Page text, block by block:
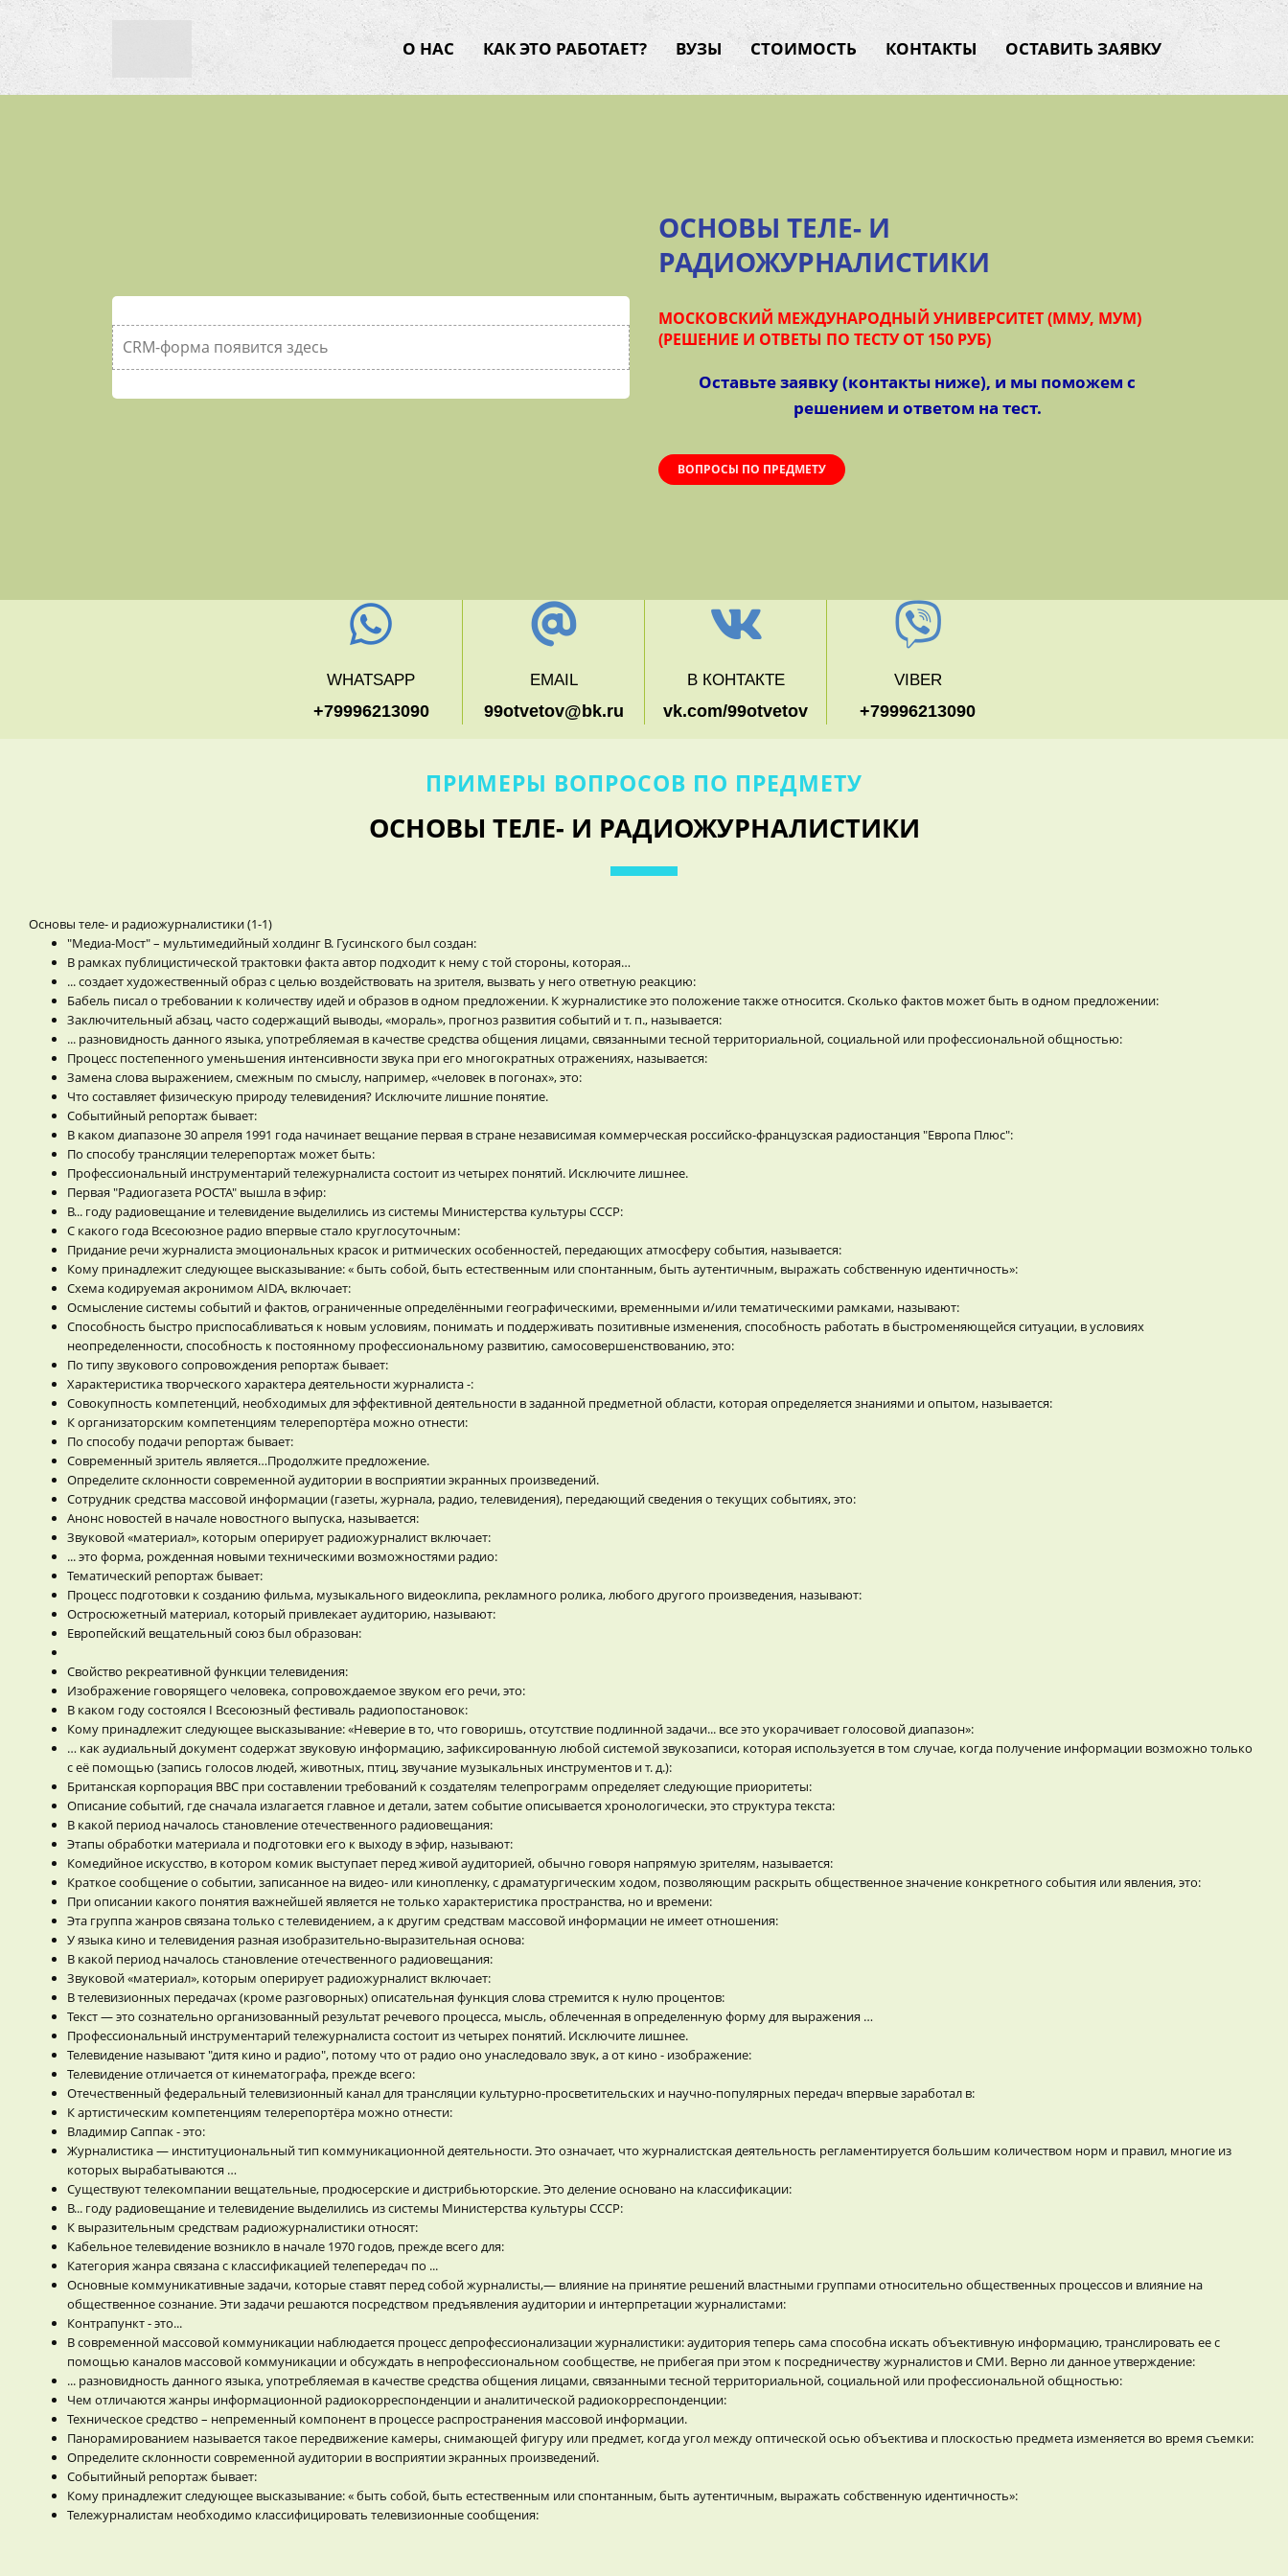
О НАС КАК ЭТО РАБОТАЕТ? ВУЗЫ СТОИМОСТЬ КОНТАКТЫ ОСТАВИТЬ ЗАЯВКУ
CRM-форма появится здесь
ОСНОВЫ ТЕЛЕ- И
РАДИОЖУРНАЛИСТИКИ
МОСКОВСКИЙ МЕЖДУНАРОДНЫЙ УНИВЕРСИТЕТ (ММУ, МУМ)
(РЕШЕНИЕ И ОТВЕТЫ ПО ТЕСТУ ОТ 150 РУБ)
Оставьте заявку (контакты ниже), и мы поможем с
решением и ответом на тест.
ВОПРОСЫ ПО ПРЕДМЕТУ
WHATSAPP
+79996213090
EMAIL
99otvetov@bk.ru
В КОНТАКТЕ
vk.com/99otvetov
VIBER
+79996213090
ПРИМЕРЫ ВОПРОСОВ ПО ПРЕДМЕТУ
ОСНОВЫ ТЕЛЕ- И РАДИОЖУРНАЛИСТИКИ
Основы теле- и радиожурналистики (1-1)
"Медиа-Мост" – мультимедийный холдинг В. Гусинского был создан:
В рамках публицистической трактовки факта автор подходит к нему с той стороны, которая…
... создает художественный образ с целью воздействовать на зрителя, вызвать у него ответную реакцию:
Бабель писал о требовании к количеству идей и образов в одном предложении. К журналистике это положение также относится. Сколько фактов может быть в одном предложении:
Заключительный абзац, часто содержащий выводы, «мораль», прогноз развития событий и т. п., называется:
... разновидность данного языка, употребляемая в качестве средства общения лицами, связанными тесной территориальной, социальной или профессиональной общностью:
Процесс постепенного уменьшения интенсивности звука при его многократных отражениях, называется:
Замена слова выражением, смежным по смыслу, например, «человек в погонах», это:
Что составляет физическую природу телевидения? Исключите лишние понятие.
Событийный репортаж бывает:
В каком диапазоне 30 апреля 1991 года начинает вещание первая в стране независимая коммерческая российско-французская радиостанция "Европа Плюс":
По способу трансляции телерепортаж может быть:
Профессиональный инструментарий тележурналиста состоит из четырех понятий. Исключите лишнее.
Первая "Радиогазета РОСТА" вышла в эфир:
В... году радиовещание и телевидение выделились из системы Министерства культуры СССР:
С какого года Всесоюзное радио впервые стало круглосуточным:
Придание речи журналиста эмоциональных красок и ритмических особенностей, передающих атмосферу события, называется:
Кому принадлежит следующее высказывание: « быть собой, быть естественным или спонтанным, быть аутентичным, выражать собственную идентичность»:
Схема кодируемая акронимом AIDA, включает:
Осмысление системы событий и фактов, ограниченные определёнными географическими, временными и/или тематическими рамками, называют:
Способность быстро приспосабливаться к новым условиям, понимать и поддерживать позитивные изменения, способность работать в быстроменяющейся ситуации, в условиях
неопределенности, способность к постоянному профессиональному развитию, самосовершенствованию, это:
По типу звукового сопровождения репортаж бывает:
Характеристика творческого характера деятельности журналиста -:
Совокупность компетенций, необходимых для эффективной деятельности в заданной предметной области, которая определяется знаниями и опытом, называется:
К организаторским компетенциям телерепортёра можно отнести:
По способу подачи репортаж бывает:
Современный зритель является…Продолжите предложение.
Определите склонности современной аудитории в восприятии экранных произведений.
Сотрудник средства массовой информации (газеты, журнала, радио, телевидения), передающий сведения о текущих событиях, это:
Анонс новостей в начале новостного выпуска, называется:
Звуковой «материал», которым оперирует радиожурналист включает:
... это форма, рожденная новыми техническими возможностями радио:
Тематический репортаж бывает:
Процесс подготовки к созданию фильма, музыкального видеоклипа, рекламного ролика, любого другого произведения, называют:
Остросюжетный материал, который привлекает аудиторию, называют:
Европейский вещательный союз был образован:
Свойство рекреативной функции телевидения:
Изображение говорящего человека, сопровождаемое звуком его речи, это:
В каком году состоялся I Всесоюзный фестиваль радиопостановок:
Кому принадлежит следующее высказывание: «Неверие в то, что говоришь, отсутствие подлинной задачи... все это укорачивает голосовой диапазон»:
… как аудиальный документ содержат звуковую информацию, зафиксированную любой системой звукозаписи, которая используется в том случае, когда получение информации возможно только
с её помощью (запись голосов людей, животных, птиц, звучание музыкальных инструментов и т. д.):
Британская корпорация ВВС при составлении требований к создателям телепрограмм определяет следующие приоритеты:
Описание событий, где сначала излагается главное и детали, затем событие описывается хронологически, это структура текста:
В какой период началось становление отечественного радиовещания:
Этапы обработки материала и подготовки его к выходу в эфир, называют:
Комедийное искусство, в котором комик выступает перед живой аудиторией, обычно говоря напрямую зрителям, называется:
Краткое сообщение о событии, записанное на видео- или кинопленку, с драматургическим ходом, позволяющим раскрыть общественное значение конкретного события или явления, это:
При описании какого понятия важнейшей является не только характеристика пространства, но и времени:
Эта группа жанров связана только с телевидением, а к другим средствам массовой информации не имеет отношения:
У языка кино и телевидения разная изобразительно-выразительная основа:
В какой период началось становление отечественного радиовещания:
Звуковой «материал», которым оперирует радиожурналист включает:
В телевизионных передачах (кроме разговорных) описательная функция слова стремится к нулю процентов:
Текст — это сознательно организованный результат речевого процесса, мысль, облеченная в определенную форму для выражения …
Профессиональный инструментарий тележурналиста состоит из четырех понятий. Исключите лишнее.
Телевидение называют "дитя кино и радио", потому что от радио оно унаследовало звук, а от кино - изображение:
Телевидение отличается от кинематографа, прежде всего:
Отечественный федеральный телевизионный канал для трансляции культурно-просветительских и научно-популярных передач впервые заработал в:
К артистическим компетенциям телерепортёра можно отнести:
Владимир Саппак - это:
Журналистика — институциональный тип коммуникационной деятельности. Это означает, что журналистская деятельность регламентируется большим количеством норм и правил, многие из
которых вырабатываются …
Существуют телекомпании вещательные, продюсерские и дистрибьюторские. Это деление основано на классификации:
В... году радиовещание и телевидение выделились из системы Министерства культуры СССР:
К выразительным средствам радиожурналистики относят:
Кабельное телевидение возникло в начале 1970 годов, прежде всего для:
Категория жанра связана с классификацией телепередач по ...
Основные коммуникативные задачи, которые ставят перед собой журналисты,— влияние на принятие решений властными группами относительно общественных процессов и влияние на
общественное сознание. Эти задачи решаются посредством предъявления аудитории и интерпретации журналистами:
Контрапункт - это...
В современной массовой коммуникации наблюдается процесс депрофессионализации журналистики: аудитория теперь сама способна искать объективную информацию, транслировать ее с
помощью каналов массовой коммуникации и обсуждать в непрофессиональном сообществе, не прибегая при этом к посредничеству журналистов и СМИ. Верно ли данное утверждение:
... разновидность данного языка, употребляемая в качестве средства общения лицами, связанными тесной территориальной, социальной или профессиональной общностью:
Чем отличаются жанры информационной радиокорреспонденции и аналитической радиокорреспонденции:
Техническое средство – непременный компонент в процессе распространения массовой информации.
Панорамированием называется такое передвижение камеры, снимающей фигуру или предмет, когда угол между оптической осью объектива и плоскостью предмета изменяется во время съемки:
Определите склонности современной аудитории в восприятии экранных произведений.
Событийный репортаж бывает:
Кому принадлежит следующее высказывание: « быть собой, быть естественным или спонтанным, быть аутентичным, выражать собственную идентичность»:
Тележурналистам необходимо классифицировать телевизионные сообщения: